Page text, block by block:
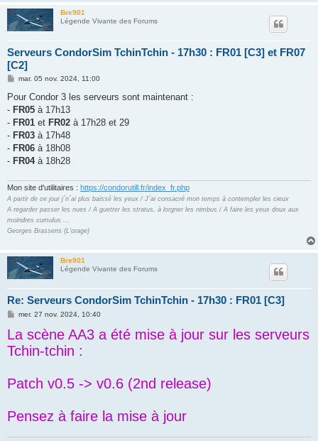
Bre901
Légende Vivante des Forums
Serveurs CondorSim TchinTchin - 17h30 : FR01 [C3] et FR07
[C2]
M
s
a
g
mar. 05 nov. 2024, 11:00
Pour Condor 3 les serveurs sont maintenant :
- FR05 à 17h13
- FR01 et FR02 à 17h28 et 29
- FR03 à 17h48
- FR06 à 18h08
- FR04 à 18h28
Mon site d'utilitaires : https://condorutill.fr/index_fr.php
A partir de ce jour j´n´ai plus baissé les yeux / J´ai consacré mon temps à contempler les cieux
A regarder passer les nues / A guetter les stratus, à lorgner les nimbus / A faire les yeux doux aux
moindres cumulus ...
Georges Brassens (L'orage)
Bre901
Légende Vivante des Forums
Re: Serveurs CondorSim TchinTchin - 17h30 : FR01 [C3]
M
s
s
a
g
mer. 27 nov. 2024, 10:40
La scène AA3 a été mise à jour sur les serveurs
Tchin-tchin :
Patch v0.5 -> v0.6 (2nd release)
Pensez à faire la mise à jour